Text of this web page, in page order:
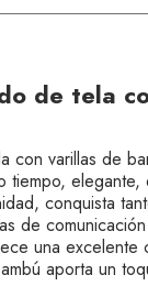
de tela
con varillas de
tiempo,
conquista
de
una excelente
aporta un